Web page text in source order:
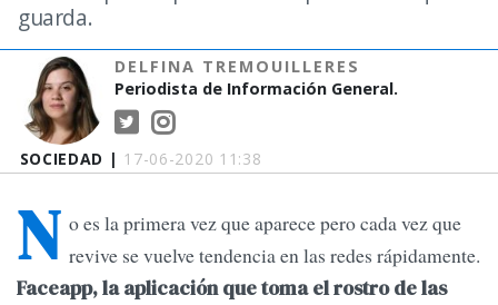
SOCIEDAD | 17-06-2020 11:38
guarda.
DELFINA TREMOUILLERES
Periodista de Información General.
N o es la primera vez que aparece pero cada vez que
revive se vuelve tendencia en las redes rápidamente.
Faceapp, la aplicación que toma el rostro de las